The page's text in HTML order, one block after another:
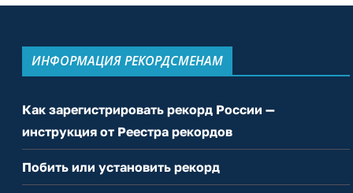
ИНФОРМАЦИЯ РЕКОРДСМЕНАМ
Как зарегистрировать рекорд России —
инструкция от Реестра рекордов
Побить или установить рекорд